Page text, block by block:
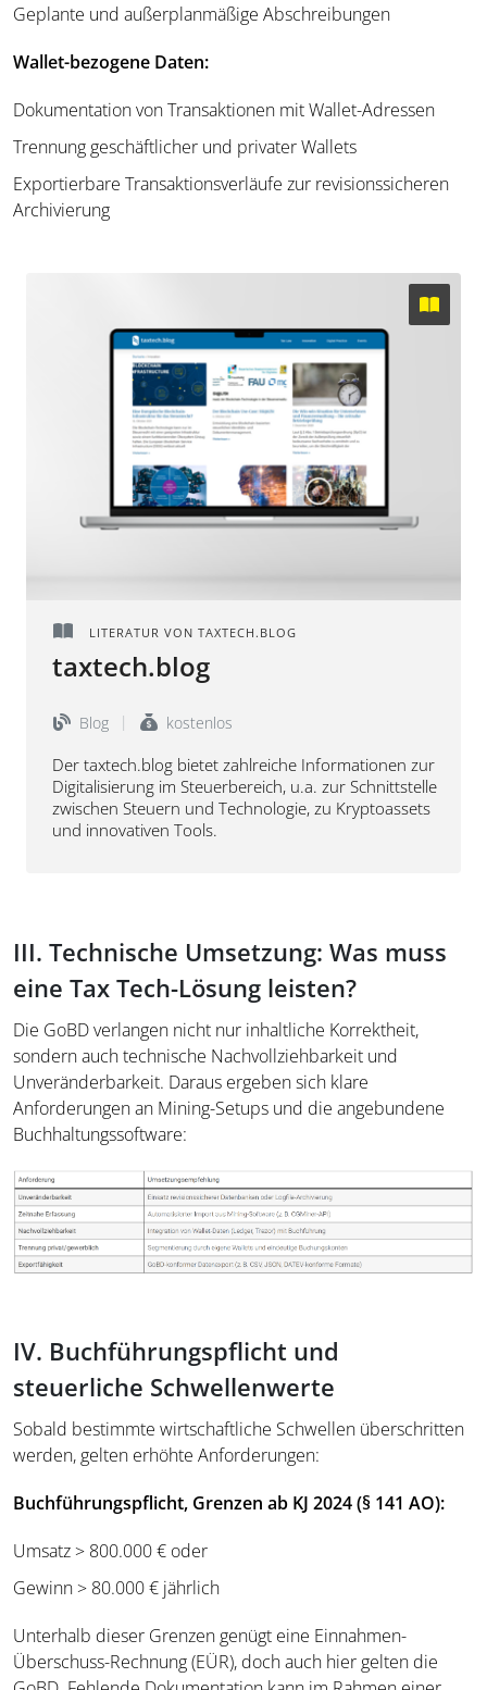
Geplante und außerplanmäßige Abschreibungen
Wallet-bezogene Daten:
Dokumentation von Transaktionen mit Wallet-Adressen
Trennung geschäftlicher und privater Wallets
Exportierbare Transaktionsverläufe zur revisionssicheren
Archivierung
LITERATUR VON TAXTECH.BLOG
taxtech.blog
Blog kostenlos
Der taxtech.blog bietet zahlreiche Informationen zur
Digitalisierung im Steuerbereich, u.a. zur Schnittstelle
zwischen Steuern und Technologie, zu Kryptoassets
und innovativen Tools.
III. Technische Umsetzung: Was muss
eine Tax Tech-Lösung leisten?
Die GoBD verlangen nicht nur inhaltliche Korrektheit,
sondern auch technische Nachvollziehbarkeit und
Unveränderbarkeit. Daraus ergeben sich klare
Anforderungen an Mining-Setups und die angebundene
Buchhaltungssoftware:
IV. Buchführungspflicht und
steuerliche Schwellenwerte
Sobald bestimmte wirtschaftliche Schwellen überschritten
werden, gelten erhöhte Anforderungen:
Buchführungspflicht, Grenzen ab KJ 2024 (§ 141 AO):
Umsatz > 800.000 € oder
Gewinn > 80.000 € jährlich
Unterhalb dieser Grenzen genügt eine Einnahmen-
Überschuss-Rechnung (EÜR), doch auch hier gelten die